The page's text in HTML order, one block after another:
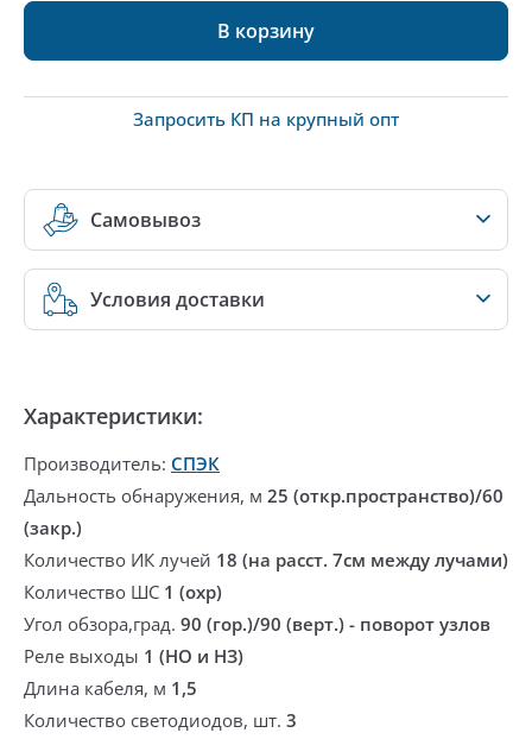
В корзину
Запросить КП на крупный опт
Самовывоз
Условия доставки
Характеристики:
Производитель: СПЭК
Дальность обнаружения, м 25 (откр.пространство)/60
(закр.)
Количество ИК лучей 18 (на расст. 7см между лучами)
Количество ШС 1 (охр)
Угол обзора,град. 90 (гор.)/90 (верт.) - поворот узлов
Реле выходы 1 (НО и НЗ)
Длина кабеля, м 1,5
Количество светодиодов, шт. 3